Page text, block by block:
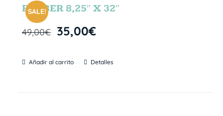
SALE!
RUBBER 8,25″ X 32″
49,00€ 35,00€
Añadir al carrito Detalles